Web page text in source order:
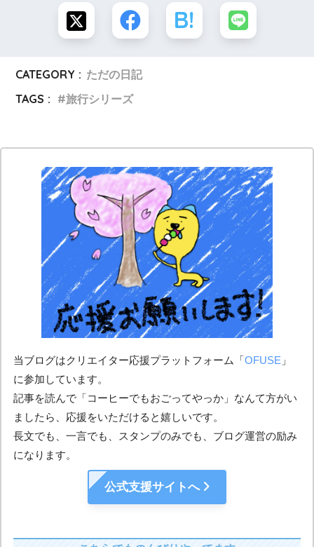
CATEGORY : ただの日記
TAGS :
旅行シリーズ
当ブログはクリエイター応援プラットフォーム「OFUSE 」
に参加しています。
記事を読んで「コーヒーでもおごってやっか」なんて方がい
ましたら、応援をいただけると嬉しいです。
長文でも、一言でも、スタンプのみでも、ブログ運営の励み
になります。
公式支援サイトへ